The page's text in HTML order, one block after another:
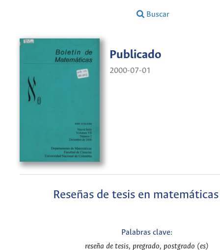
Buscar
Publicado
2000-07-01
Reseñas de tesis en
Palabras clave:
reseña de tesis, pregrado, postgrado (es)